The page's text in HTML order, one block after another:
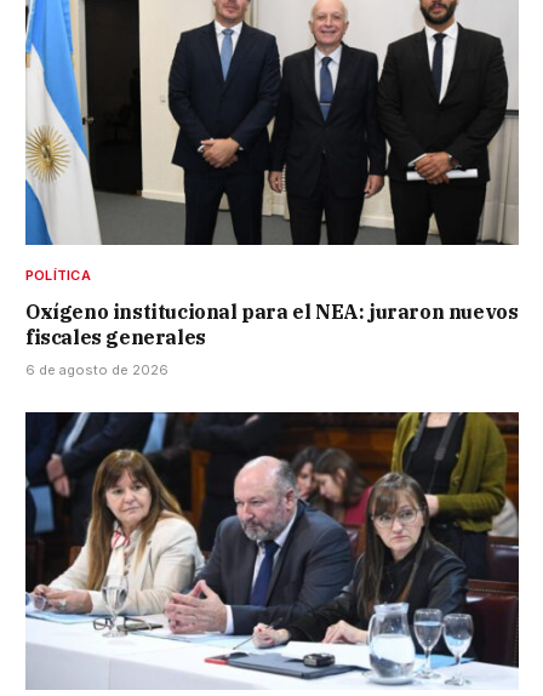
POLÍTICA
Oxígeno institucional para el NEA: juraron nuevos
fiscales generales
6 de agosto de 2026